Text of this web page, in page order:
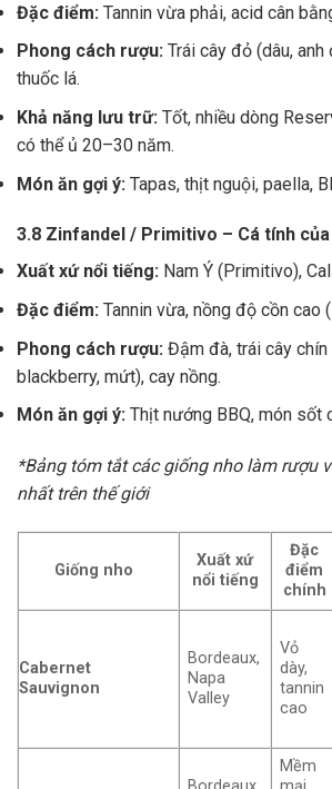
Đặc điểm: Tannin vừa phải, acid cân
Phong cách rượu: Trái cây đỏ (dâu, anh
thuốc lá.
Khả năng lưu trữ: Tốt, nhiều dòng
có thể ủ 20–30 năm.
Món ăn gợi ý: Tapas, thịt nguội, paella,
3.8 Zinfandel / Primitivo – Cá tính của
Xuất xứ nổi tiếng: Nam Ý (Primitivo),
Đặc điểm: Tannin vừa, nồng độ cồn cao
Phong cách rượu: Đậm đà, trái cây chín
blackberry, mứt), cay nồng.
Món ăn gợi ý: Thịt nướng BBQ, món sốt
*Bảng tóm tắt các giống nho làm rượu
nhất trên thế giới
Giống nho
Xuất xứ
nổi tiếng
Đặc
điểm
chính
Cabernet
Sauvignon
Bordeaux,
Napa
Valley
Vỏ
dày,
tannin
cao
Mềm